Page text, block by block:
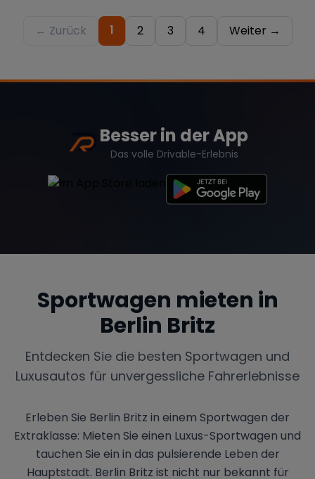
← Zurück 1 2 3 4 Weiter →
Besser in der App
Das volle Drivable-Erlebnis
Sportwagen mieten in
Berlin Britz
Entdecken Sie die besten Sportwagen und
Luxusautos für unvergessliche Fahrerlebnisse
Erleben Sie Berlin Britz in einem Sportwagen der
Extraklasse: Mieten Sie einen Luxus-Sportwagen und
tauchen Sie ein in das pulsierende Leben der
Hauptstadt. Berlin Britz ist nicht nur bekannt für